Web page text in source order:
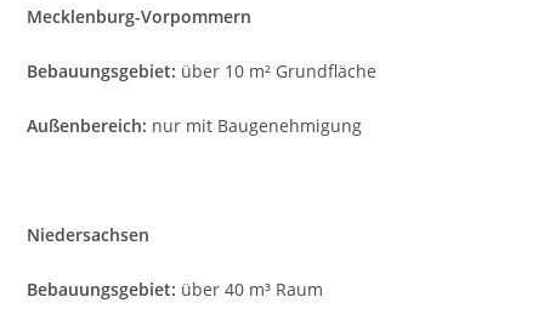
Mecklenburg-Vorpommern
Bebauungsgebiet: über 10 m² Grundfläche
Außenbereich: nur mit Baugenehmigung
Niedersachsen
Bebauungsgebiet: über 40 m³ Raum